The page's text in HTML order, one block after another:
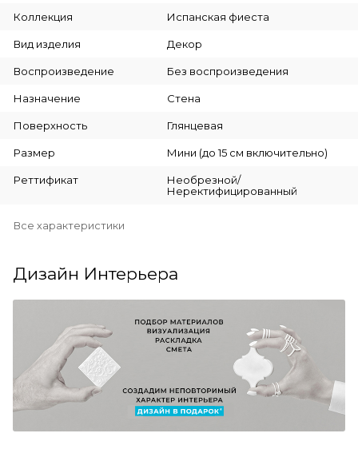
Коллекция Испанская фиеста
Вид изделия Декор
Воспроизведение Без воспроизведения
Назначение Стена
Поверхность Глянцевая
Размер Мини (до 15 см включительно)
Реттификат
Необрезной/
Неректифицированный
Все характеристики
Дизайн Интерьера